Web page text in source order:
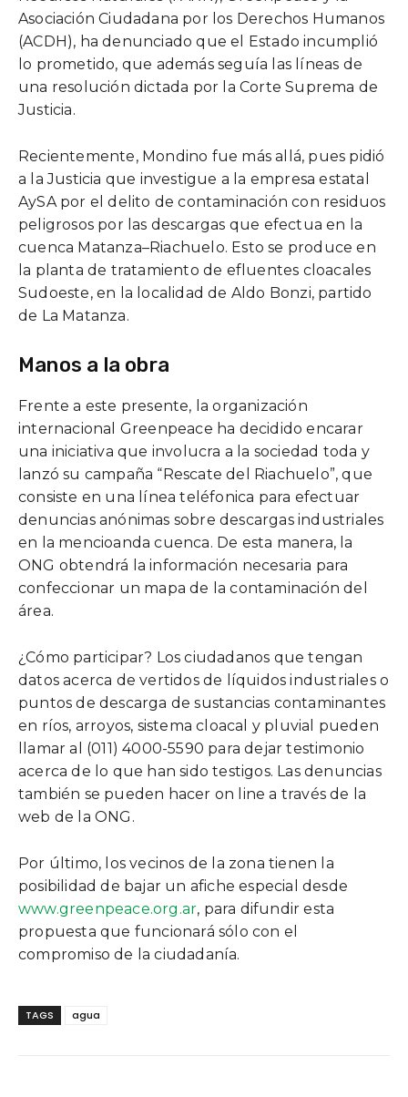
Asociación Ciudadana por los Derechos Humanos
(ACDH), ha denunciado que el Estado incumplió
lo prometido, que además seguía las líneas de
una resolución dictada por la Corte Suprema de
Justicia.
Recientemente, Mondino fue más allá, pues pidió
a la Justicia que investigue a la empresa estatal
AySA por el delito de contaminación con residuos
peligrosos por las descargas que efectua en la
cuenca Matanza–Riachuelo. Esto se produce en
la planta de tratamiento de efluentes cloacales
Sudoeste, en la localidad de Aldo Bonzi, partido
de La Matanza.
Manos a la obra
Frente a este presente, la organización
internacional Greenpeace ha decidido encarar
una iniciativa que involucra a la sociedad toda y
lanzó su campaña “Rescate del Riachuelo”, que
consiste en una línea teléfonica para efectuar
denuncias anónimas sobre descargas industriales
en la mencioanda cuenca. De esta manera, la
ONG obtendrá la información necesaria para
confeccionar un mapa de la contaminación del
área.
¿Cómo participar? Los ciudadanos que tengan
datos acerca de vertidos de líquidos industriales o
puntos de descarga de sustancias contaminantes
en ríos, arroyos, sistema cloacal y pluvial pueden
llamar al (011) 4000-5590 para dejar testimonio
acerca de lo que han sido testigos. Las denuncias
también se pueden hacer on line a través de la
web de la ONG.
Por último, los vecinos de la zona tienen la
posibilidad de bajar un afiche especial desde
www.greenpeace.org.ar, para difundir esta
propuesta que funcionará sólo con el
compromiso de la ciudadanía.
TAGS agua